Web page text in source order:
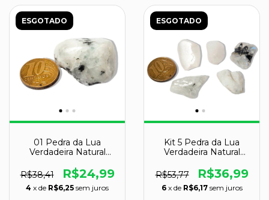
ESGOTADO
01 Pedra da Lua
Verdadeira Natural
Classe B
R$38,41 R$24,99
4 x de R$6,25 sem juros
ESGOTADO
Kit 5 Pedra da Lua
Verdadeira Natural
R$53,77
R$36,99
6 x de R$6,17 sem juros